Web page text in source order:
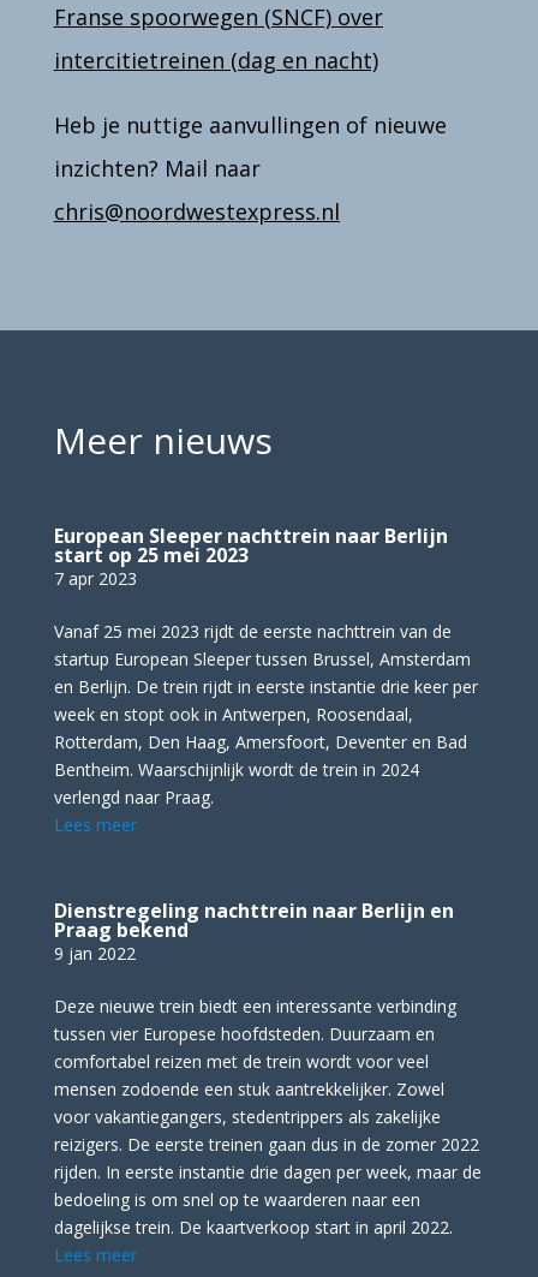
Franse spoorwegen (SNCF) over
intercitietreinen (dag en nacht)
Heb je nuttige aanvullingen of nieuwe
inzichten? Mail naar
chris@noordwestexpress.nl
Meer nieuws
European Sleeper nachttrein naar Berlijn
start op 25 mei 2023
7 apr 2023
Vanaf 25 mei 2023 rijdt de eerste nachttrein van de
startup European Sleeper tussen Brussel, Amsterdam
en Berlijn. De trein rijdt in eerste instantie drie keer per
week en stopt ook in Antwerpen, Roosendaal,
Rotterdam, Den Haag, Amersfoort, Deventer en Bad
Bentheim. Waarschijnlijk wordt de trein in 2024
verlengd naar Praag.
Lees meer
Dienstregeling nachttrein naar Berlijn en
Praag bekend
9 jan 2022
Deze nieuwe trein biedt een interessante verbinding
tussen vier Europese hoofdsteden. Duurzaam en
comfortabel reizen met de trein wordt voor veel
mensen zodoende een stuk aantrekkelijker. Zowel
voor vakantiegangers, stedentrippers als zakelijke
reizigers. De eerste treinen gaan dus in de zomer 2022
rijden. In eerste instantie drie dagen per week, maar de
bedoeling is om snel op te waarderen naar een
dagelijkse trein. De kaartverkoop start in april 2022.
Lees meer